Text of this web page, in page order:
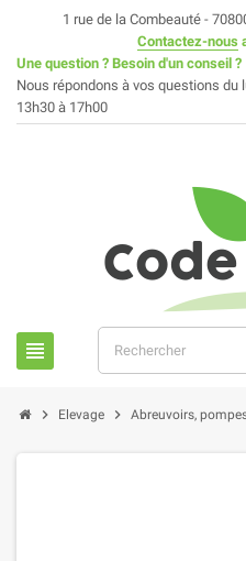
1 rue de la Combeauté -
Contactez-nous
Une question ? Besoin d'un conseil ?
Nous répondons à vos questions du
13h30 à 17h00
view_headline
chevron_right Elevage chevron_right Abreuvoirs,